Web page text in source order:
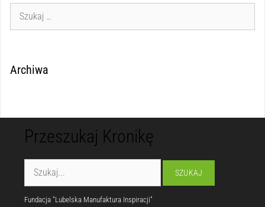
Archiwa
Przeszukaj Kronikę
Fundacja "Lubelska Manufaktura Inspiracji"